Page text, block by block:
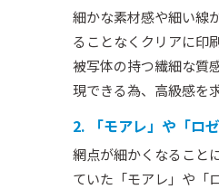
細かな素材感や細い線
ることなくクリアに印
被写体の持つ繊細な質
現できる為、高級感を
2. 「モアレ」や「ロ
網点が細かくなること
ていた「モアレ」や「